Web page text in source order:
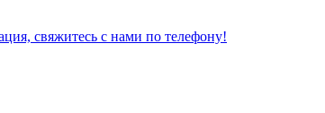
свяжитесь с нами по телефону!